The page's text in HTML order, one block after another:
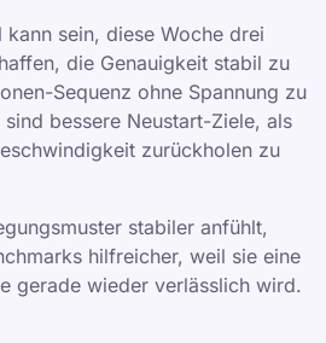
kann sein, diese Woche drei
die Genauigkeit stabil zu
Sequenz ohne Spannung zu
bessere Neustart-Ziele, als
zurückholen zu
stabiler anfühlt,
hilfreicher, weil sie eine
gerade wieder verlässlich wird.